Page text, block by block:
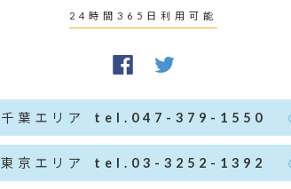
24時間365日利用可能
千葉エリア tel.047-379-1550
東京エリア tel.03-3252-1392